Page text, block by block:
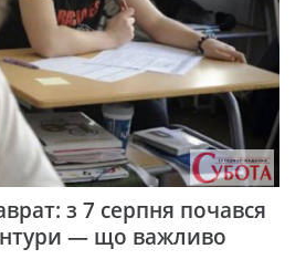
з 7 серпня почався
— що важливо